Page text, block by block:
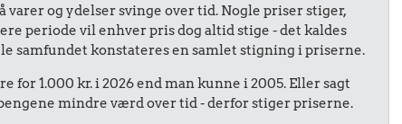
og ydelser svinge over tid. Nogle priser stiger,
periode vil enhver pris dog altid stige - det kaldes
samfundet konstateres en samlet stigning i priserne.
for 1.000 kr. i 2026 end man kunne i 2005. Eller sagt
mindre værd over tid - derfor stiger priserne.